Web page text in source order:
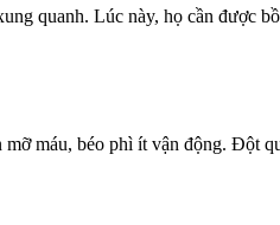
quanh. Lúc này, họ cần được
máu, béo phì ít vận động. Đột